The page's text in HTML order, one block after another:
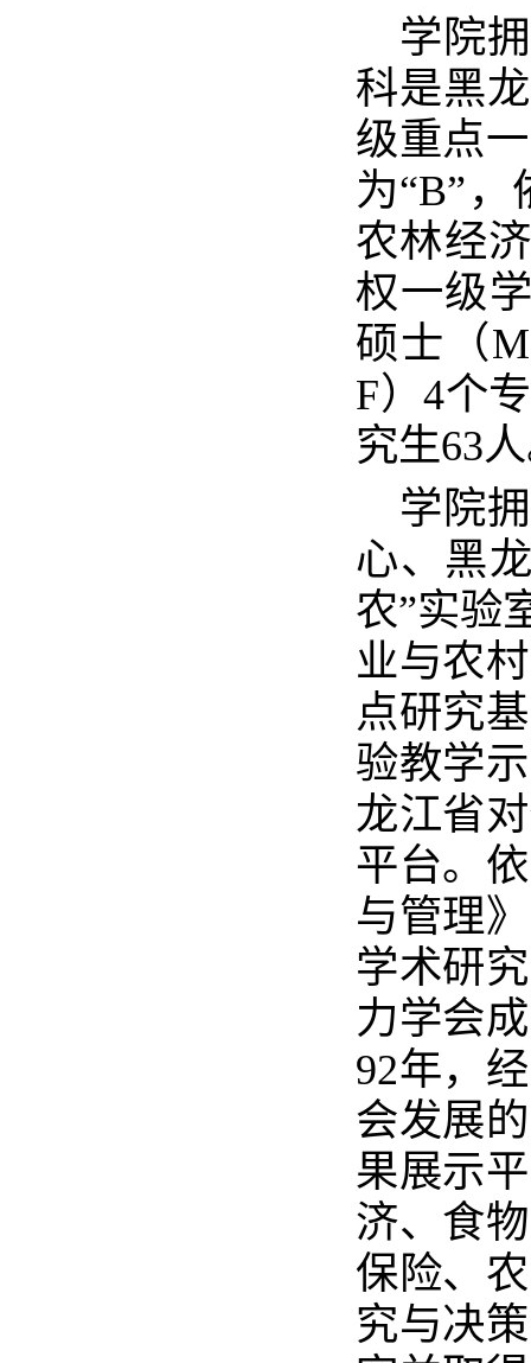
学院
科是黑
级重点
为“B”
农林经
权一级
硕士（
F）4个
究生63
学院
心、黑
农”实验
业与农
点研究
验教学
龙江省
平台。
与管理
学术研
力学会
92年，
会发展
果展示
济、食
保险、
究与决